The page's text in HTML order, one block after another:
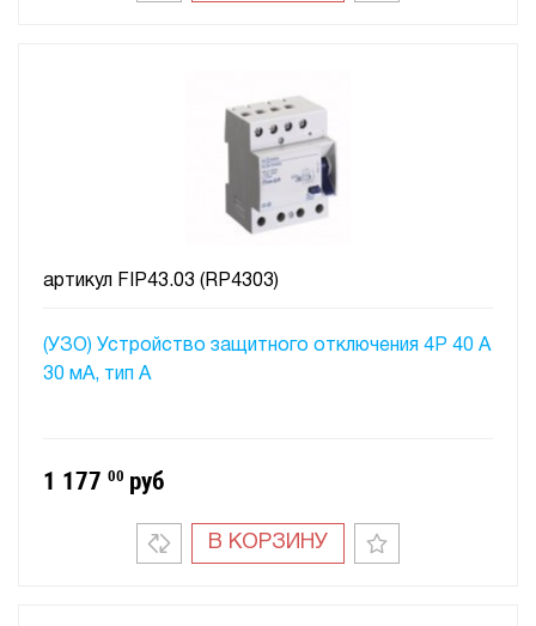
(УЗО) Устройство защитного отключения 4P 40 A
30 мA, тип А
артикул FIP43.03 (RP4303)
1 177 00 руб
В КОРЗИНУ